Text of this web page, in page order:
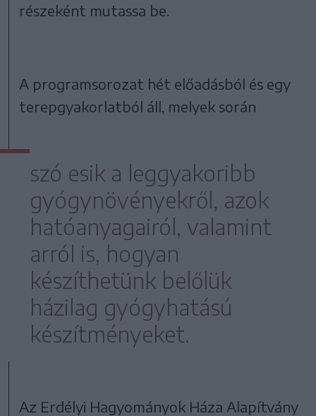
részeként mutassa be.
A programsorozat hét előadásból és egy
terepgyakorlatból áll, melyek során
szó esik a leggyakoribb
gyógynövényekről, azok
hatóanyagairól, valamint
arról is, hogyan
készíthetünk belőlük
házilag gyógyhatású
készítményeket.
Az Erdélyi Hagyományok Háza Alapítvány